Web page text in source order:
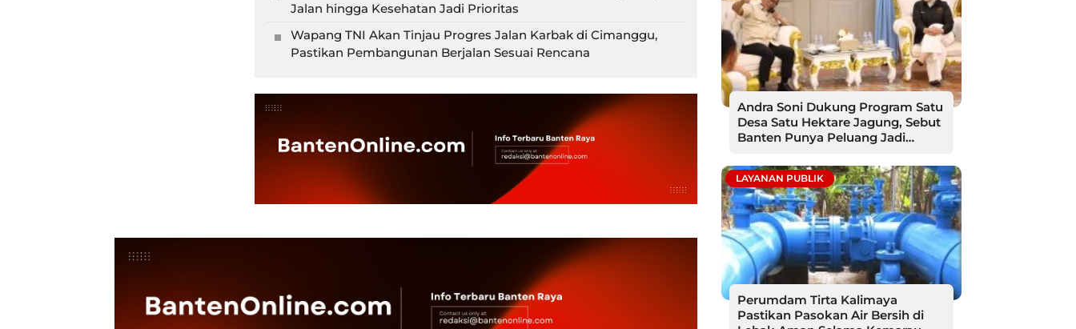
Jalan hingga Kesehatan Jadi Prioritas
Wapang TNI Akan Tinjau Progres Jalan Karbak di Cimanggu,
Pastikan Pembangunan Berjalan Sesuai Rencana
Andra Soni Dukung Program Satu
Desa Satu Hektare Jagung, Sebut
Banten Punya Peluang Jadi
LAYANAN PUBLIK
Perumdam Tirta Kalimaya
Pastikan Pasokan Air Bersih di